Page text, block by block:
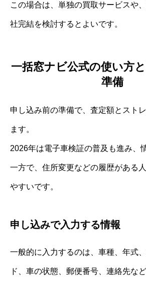
この場合は、単独の買取サービスや
社完結を検討するとよいです。
一括窓ナビ公式の使い方
準備
申し込み前の準備で、査定額とスト
ます。
2026年は電子車検証の普及も進み、
一方で、住所変更などの履歴がある
やすいです。
申し込みで入力する情報
一般的に入力するのは、車種、年式
ド、車の状態、郵便番号、連絡先など